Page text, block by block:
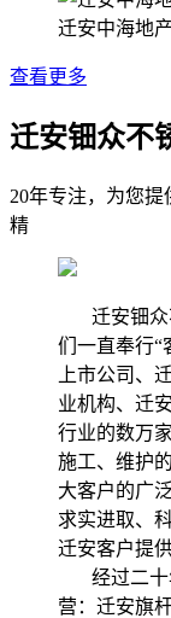
迁安中海地产
查看更多
迁安钿众不
20年专注，为您
精
迁安钿众
们一直奉行“
上市公司、
业机构、迁
行业的数万
施工、维护
大客户的广
求实进取、
迁安客户提
经过二十
营：迁安旗